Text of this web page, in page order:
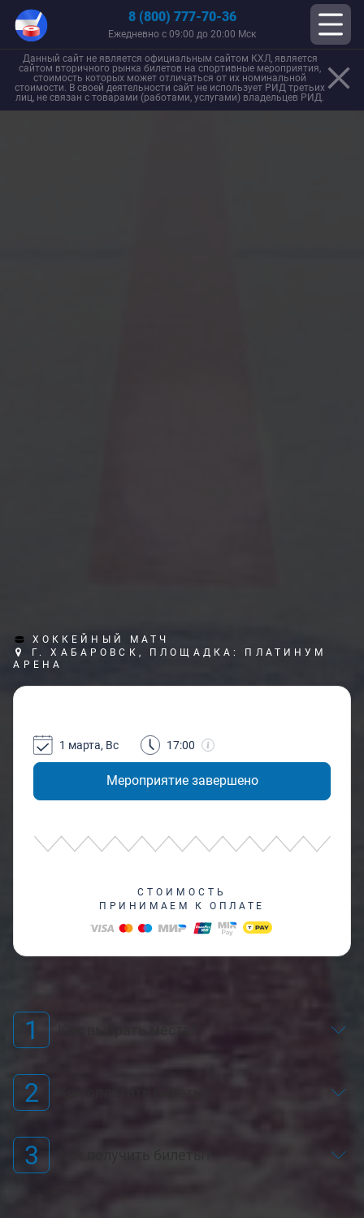
8 (800) 777-70-36
Ежедневно с 09:00 до 20:00 Мск
Данный сайт не является официальным сайтом КХЛ, является
сайтом вторичного рынка билетов на спортивные мероприятия,
стоимость которых может отличаться от их номинальной
стоимости. В своей деятельности сайт не использует РИД третьих
лиц, не связан с товарами (работами, услугами) владельцев РИД.
ХОККЕЙНЫЙ МАТЧ
Г. ХАБАРОВСК, ПЛОЩАДКА: ПЛАТИНУМ
АРЕНА
Мероприятие завершено
1 марта, Вс 17:00
СТОИМОСТЬ
ПРИНИМАЕМ К ОПЛАТЕ
1
2
3 Как получить билеты?